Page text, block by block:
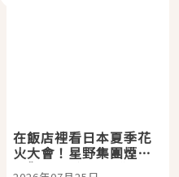
在飯店裡看日本夏季花
火大會！星野集團煙火
景觀飯店6選，讓你不用